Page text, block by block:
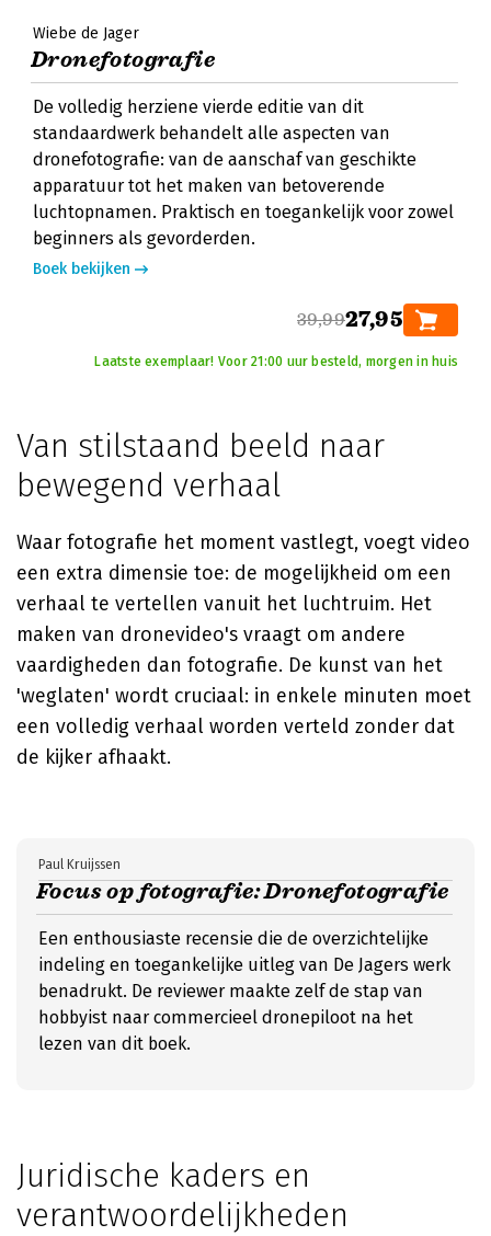
Wiebe de Jager
Dronefotografie
De volledig herziene vierde editie van dit
standaardwerk behandelt alle aspecten van
dronefotografie: van de aanschaf van geschikte
apparatuur tot het maken van betoverende
luchtopnamen. Praktisch en toegankelijk voor zowel
beginners als gevorderden.
Boek bekijken
39,9927,95
Laatste exemplaar! Voor 21:00 uur besteld, morgen in huis
Van stilstaand beeld naar
bewegend verhaal
Waar fotografie het moment vastlegt, voegt video
een extra dimensie toe: de mogelijkheid om een
verhaal te vertellen vanuit het luchtruim. Het
maken van dronevideo's vraagt om andere
vaardigheden dan fotografie. De kunst van het
'weglaten' wordt cruciaal: in enkele minuten moet
een volledig verhaal worden verteld zonder dat
de kijker afhaakt.
Focus op fotografie: Dronefotografie
Paul Kruijssen
Een enthousiaste recensie die de overzichtelijke
indeling en toegankelijke uitleg van De Jagers werk
benadrukt. De reviewer maakte zelf de stap van
hobbyist naar commercieel dronepiloot na het
lezen van dit boek.
Juridische kaders en
verantwoordelijkheden